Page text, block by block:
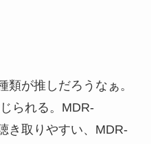
類が推しだろうなぁ。
られる。MDR-
き取りやすい、MDR-